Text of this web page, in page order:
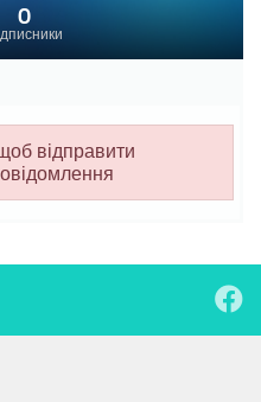
0
відправити